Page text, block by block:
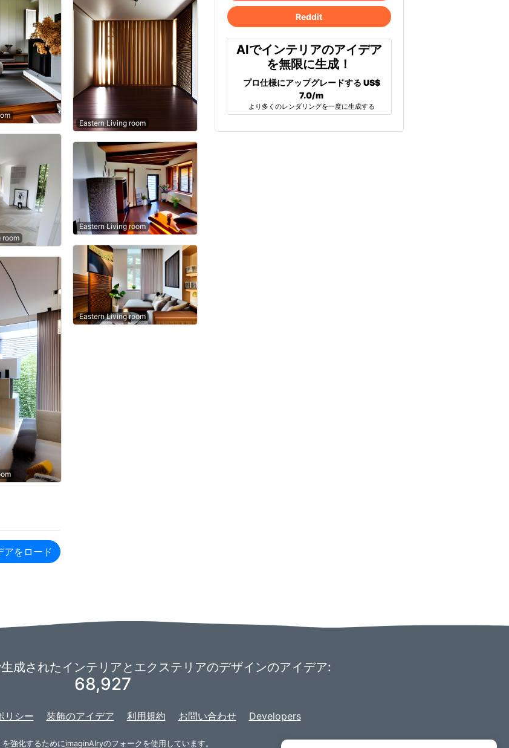
room
Eastern Living room
Eastern Living room
Eastern Living room
アをロード
Reddit
AIでインテリアのアイデア
を無限に生成！
プロ仕様にアップグレードする US$
7.0/m
より多くのレンダリングを一度に生成する
成されたインテリアとエクステリアのデザインのアイデア:
68,927
リシー 装飾のアイデア 利用規約 お問い合わせ Developers
を強化するために imaginAIryのフォークを使用しています。